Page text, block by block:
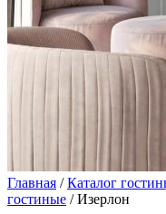
Главная /Каталог
гостиные / Изерлон